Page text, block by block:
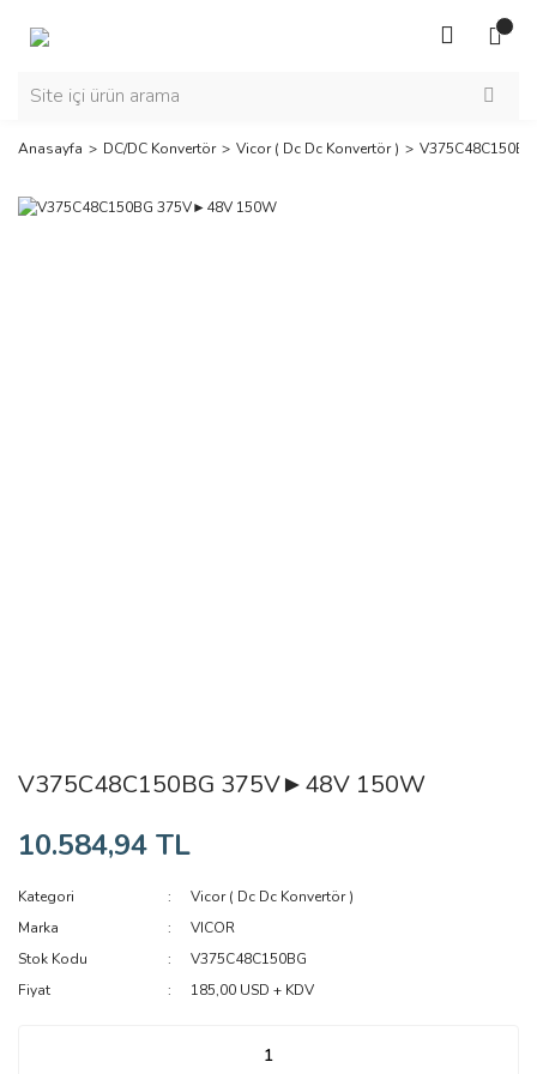
Anasayfa DC/DC Konvertör Vicor ( Dc Dc Konvertör )
V375C48C150BG 375V►48V 150W
10.584,94 TL
Kategori
Vicor ( Dc Dc Konvertör )
Marka
VICOR
Stok Kodu
V375C48C150BG
Fiyat
185,00 USD + KDV